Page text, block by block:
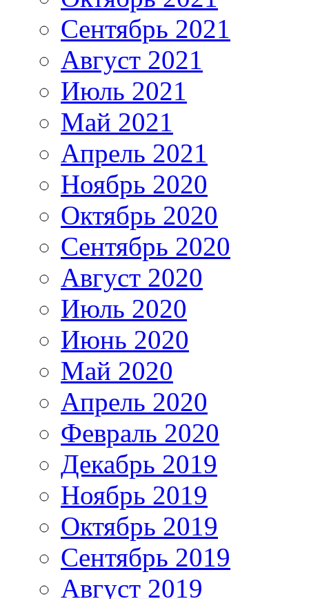
Сентябрь 2021
Август 2021
Июль 2021
Май 2021
Апрель 2021
Ноябрь 2020
Октябрь 2020
Сентябрь 2020
Август 2020
Июль 2020
Июнь 2020
Май 2020
Апрель 2020
Февраль 2020
Декабрь 2019
Ноябрь 2019
Октябрь 2019
Сентябрь 2019
Август 2019